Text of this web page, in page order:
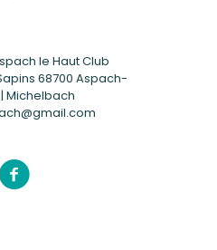
le Haut Club
68700 Aspach-
Michelbach